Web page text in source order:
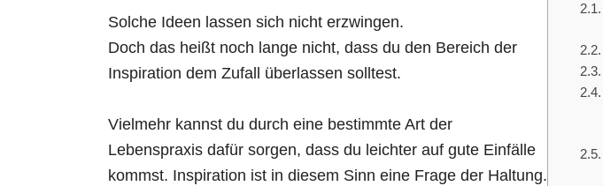
Solche Ideen lassen sich nicht erzwingen.
Doch das heißt noch lange nicht, dass du den Bereich der
Inspiration dem Zufall überlassen solltest.
Vielmehr kannst du durch eine bestimmte Art der
Lebenspraxis dafür sorgen, dass du leichter auf gute Einfälle
kommst. Inspiration ist in diesem Sinn eine Frage der Haltung.